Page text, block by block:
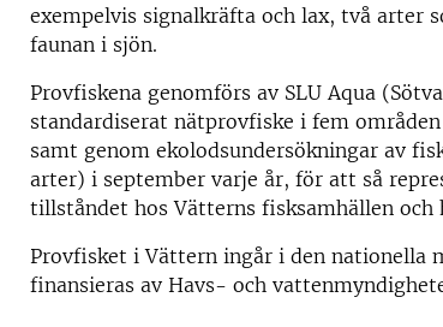
exempelvis signalkräfta och lax, två arter
faunan i sjön.
Provfiskena genomförs av SLU Aqua
standardiserat nätprovfiske i fem
samt genom ekolodsundersökningar av
arter) i september varje år, för att så
tillståndet hos Vätterns fisksamhällen och
Provfisket i Vättern ingår i den nationella
finansieras av Havs- och